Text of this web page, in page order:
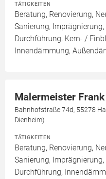
TÄTIGKEITEN
Beratung, Renovierung,
Sanierung,
Durchführung, Kern- /
Innendämmung,
Malermeister Frank
Bahnhofstraße 74d, 55278
Dienheim)
TÄTIGKEITEN
Beratung, Renovierung,
Sanierung,
Durchführung,